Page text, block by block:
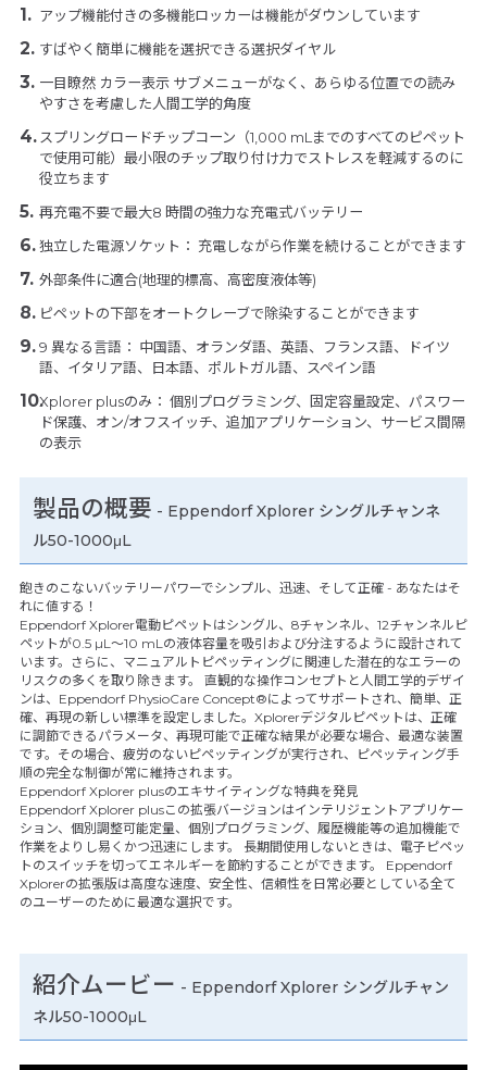
アップ機能付きの多機能ロッカーは機能がダウンしています
すばやく簡単に機能を選択できる選択ダイヤル
一目瞭然 カラー表示 サブメニューがなく、あらゆる位置での読み
やすさを考慮した人間工学的角度
スプリングロードチップコーン（1,000 mLまでのすべてのピペット
で使用可能）最小限のチップ取り付け力でストレスを軽減するのに
役立ちます
再充電不要で最大8 時間の強力な充電式バッテリー
独立した電源ソケット： 充電しながら作業を続けることができます
外部条件に適合(地理的標高、高密度液体等)
ピペットの下部をオートクレーブで除染することができます
9 異なる言語： 中国語、オランダ語、英語、フランス語、ドイツ
語、イタリア語、日本語、ポルトガル語、スペイン語
Xplorer plusのみ： 個別プログラミング、固定容量設定、パスワー
ド保護、オン/オフスイッチ、追加アプリケーション、サービス間隔
の表示
製品の概要 - Eppendorf Xplorer シングルチャンネ
ル50-1000μL
飽きのこないバッテリーパワーでシンプル、迅速、そして正確 - あなたはそ
れに値する！
Eppendorf Xplorer電動ピペットはシングル、8チャンネル、12チャンネルピ
ペットが0.5 µL～10 mLの液体容量を吸引および分注するように設計されて
います。さらに、マニュアルトピペッティングに関連した潜在的なエラーの
リスクの多くを取り除きます。 直観的な操作コンセプトと人間工学的デザイ
ンは、Eppendorf PhysioCare Concept®によってサポートされ、簡単、正
確、再現の新しい標準を設定しました。Xplorerデジタルピペットは、正確
に調節できるパラメータ、再現可能で正確な結果が必要な場合、最適な装置
です。その場合、疲労のないピペッティングが実行され、ピペッティング手
順の完全な制御が常に維持されます。
Eppendorf Xplorer plusのエキサイティングな特典を発見
Eppendorf Xplorer plusこの拡張バージョンはインテリジェントアプリケー
ション、個別調整可能定量、個別プログラミング、履歴機能等の追加機能で
作業をよりし易くかつ迅速にします。 長期間使用しないときは、電子ピペッ
トのスイッチを切ってエネルギーを節約することができます。 Eppendorf
Xplorerの拡張版は高度な速度、安全性、信頼性を日常必要としている全て
のユーザーのために最適な選択です。
紹介ムービー - Eppendorf Xplorer シングルチャン
ネル50-1000μL